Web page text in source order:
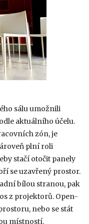
sálu umožnili
aktuálního účelu.
zón, je
plní roli
stačí otočit panely
se uzavřený prostor.
bílou stranou, pak
z projektorů. Open-
nebo se stát
místností.